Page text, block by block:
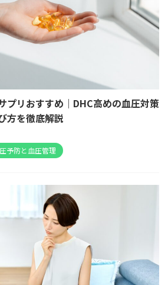
プリおすすめ｜DHC高めの血圧対策
方を徹底解説
予防と血圧管理